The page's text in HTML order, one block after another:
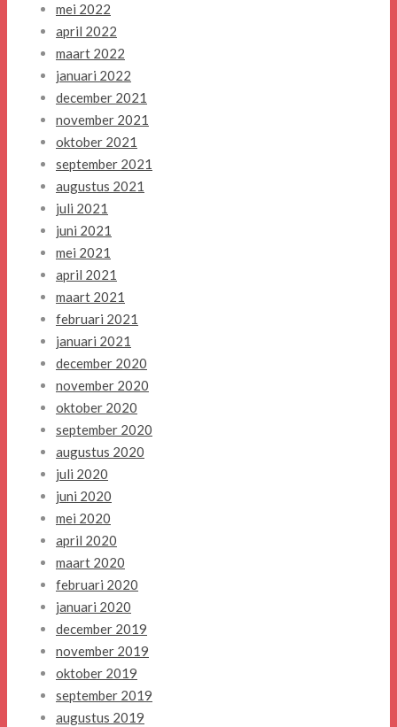
mei 2022
april 2022
maart 2022
januari 2022
december 2021
november 2021
oktober 2021
september 2021
augustus 2021
juli 2021
juni 2021
mei 2021
april 2021
maart 2021
februari 2021
januari 2021
december 2020
november 2020
oktober 2020
september 2020
augustus 2020
juli 2020
juni 2020
mei 2020
april 2020
maart 2020
februari 2020
januari 2020
december 2019
november 2019
oktober 2019
september 2019
augustus 2019